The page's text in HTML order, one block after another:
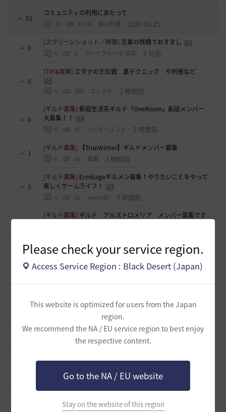
Please check your service region.
Access Service Region : Black Desert (Japan)
This website is optimized for users from the Japan
region.
We recommend the NA / EU service region to best enjoy
the respective content.
Go to the NA / EU website
Stay on the website of this region
51
コミュニティの利用にあたって
18 47.8K 黒い砂漠 2020.03.25
0
[スクリーンショット／映像] 古巣の桟橋でおすまし
0 3 ラーナフルール-日本 6 分前
6
[TIP&攻略] エダナの王位戦 裏テクニック や所感など
0 280 エレメル 1 時間前
0
[ギルド募集]新設生活系ギルド「OneRoom」創設メンバー
大募集！！
0 47 ハッピーエンド 2 時間前
1
[ギルド募集] 【TrueWinter】ギルドメンバー募集
0 56 倉葉 3 時間前
0
[ギルド募集] Ermitageギルメン募集！やりたいことをやって
楽しくゲームライフ！
0 52 swordEX 4 時間前
0
[ギルド募集] ギルド アルストロメリア メンバー募集です
[ギルド募集]
ギルチャ完全無言推奨・ソロ向けギルド「スト
レイキャッツ」メンバー募集（ギルドボス有・スキル目当て
くろいばら
1
グ、あるいは最弱の検証―
浅井ジークフリード配信者 9 時間前
[意見掲示板]日本法人としての立場について感じたこと
199 浅井ジークフリード配信者
[ギルド募集]【Esprit -エスプリ-】ギルドメンバー募集中🎵
235 aquria-日本 14 時間前
メンバー募集中！